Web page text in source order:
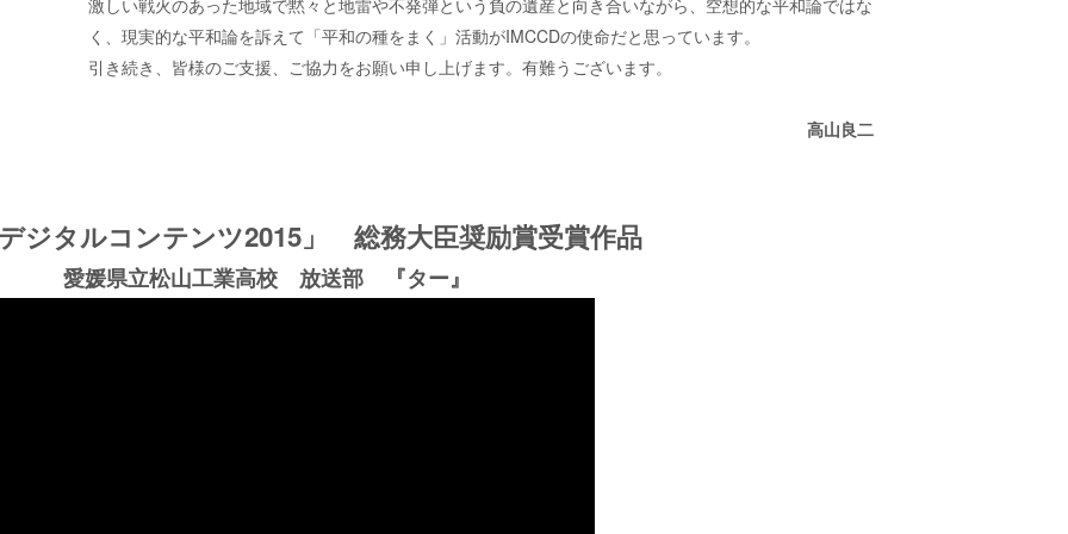
激しい戦火のあった地域で黙々と地雷や不発弾という負の遺産と向き合いながら、空想的な平和論ではな
く、現実的な平和論を訴えて「平和の種をまく」活動がIMCCDの使命だと思っています。
引き続き、皆様のご支援、ご協力をお願い申し上げます。有難うございます。
高山良二
ジタルコンテンツ2015」 総務大臣奨励賞受賞作品
愛媛県立松山工業高校 放送部 『ター』